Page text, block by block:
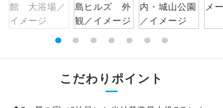
こだわりポイント
温泉 温泉地にも宿泊するコースです。
ご宿泊ホテルに露天風呂が付いていま
ご宿泊ホテルに大浴場が付いています。